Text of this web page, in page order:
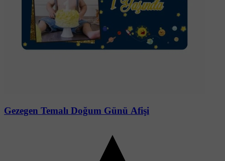
Gezegen Temalı Doğum Günü Afişi